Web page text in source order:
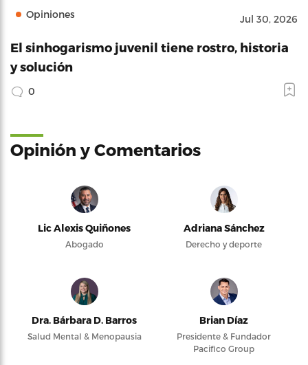
Opiniones Jul 30, 2026
El sinhogarismo juvenil tiene rostro, historia
y solución
0
Opinión y Comentarios
Lic Alexis Quiñones
Abogado
Adriana Sánchez
Derecho y deporte
Dra. Bárbara D. Barros
Salud Mental & Menopausia
Brian Díaz
Presidente & Fundador
Pacifico Group